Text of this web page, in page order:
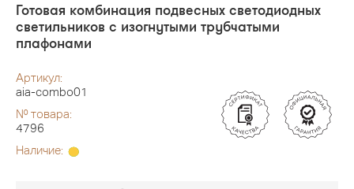
Готовая комбинация подвесных светодиодных
светильников с изогнутыми трубчатыми
плафонами
Артикул:
aia-combo01
№ товара:
4796
Наличие: